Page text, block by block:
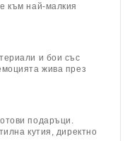
към най-малкия
и бои със
жива през
подаръци.
кутия, директно